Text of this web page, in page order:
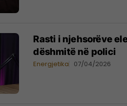
Rasti i njehsorëve
dëshmitë në polici
Energjetika 07/04/2026